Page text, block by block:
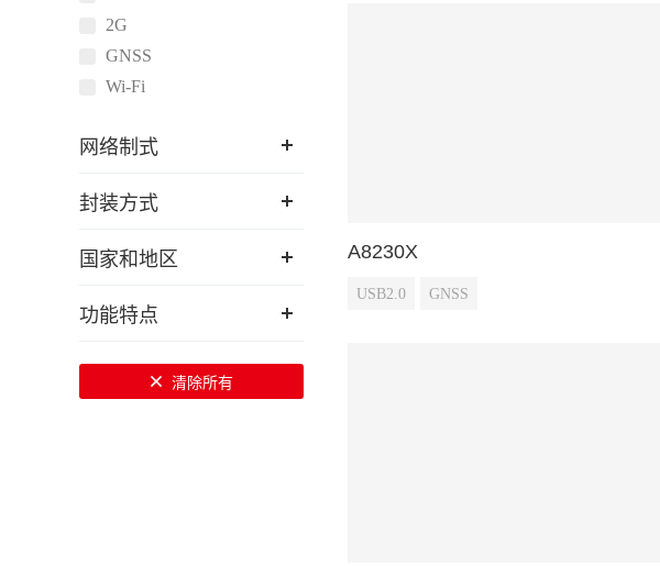
2G
GNSS
Wi-Fi
网络制式
封装方式
国家和地区
功能特点
清除所有
A8230X
USB2.0 GNSS